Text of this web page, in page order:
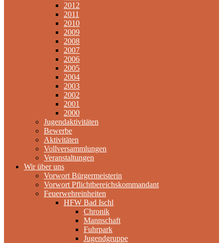
2012
2011
2010
2009
2008
2007
2006
2005
2004
2003
2002
2001
2000
Jugendaktivitäten
Bewerbe
Aktivitäten
Vollversammlungen
Veranstaltungen
Wir über uns
Vorwort Bürgermeisterin
Vorwort Pflichtbereichskommandant
Feuerwehreinheiten
HFW Bad Ischl
Chronik
Mannschaft
Fuhrpark
Jugendgruppe